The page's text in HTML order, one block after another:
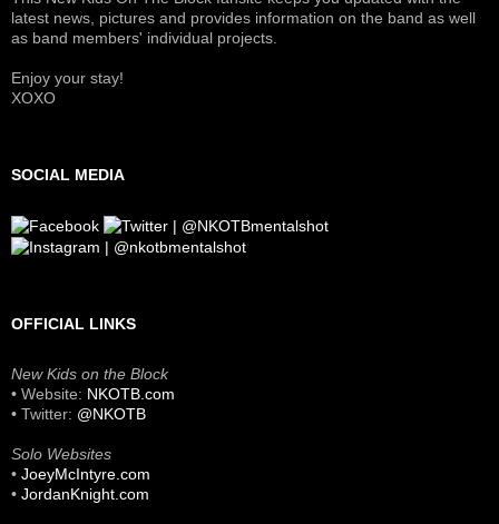
latest news, pictures and provides information on the band as well
as band members' individual projects.
Enjoy your stay!
XOXO
SOCIAL MEDIA
OFFICIAL LINKS
New Kids on the Block
• Website: NKOTB.com
• Twitter: @NKOTB
Solo Websites
• JoeyMcIntyre.com
• JordanKnight.com